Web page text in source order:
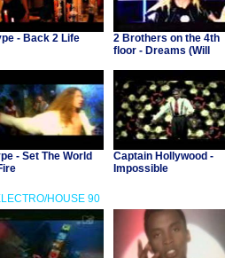
- Back 2 Life
2 Brothers on the 4th
floor - Dreams (Will
- Set The World
Captain Hollywood -
Impossible
HOUSE 90